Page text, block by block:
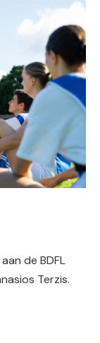
de BDFL
Terzis.